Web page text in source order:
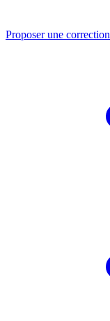
Proposer une correction